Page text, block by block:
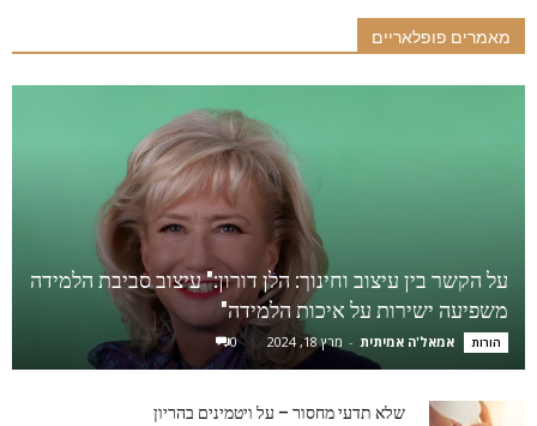
מאמרים פופלאריים
על הקשר בין עיצוב וחינוך: הלן דורון:" עיצוב סביבת הלמידה
משפיעה ישירות על איכות הלמידה"
הורות אמאל'ה אמיתית - מרץ 18, 2024 0
שלא תדעי מחסור – על ויטמינים בהריון